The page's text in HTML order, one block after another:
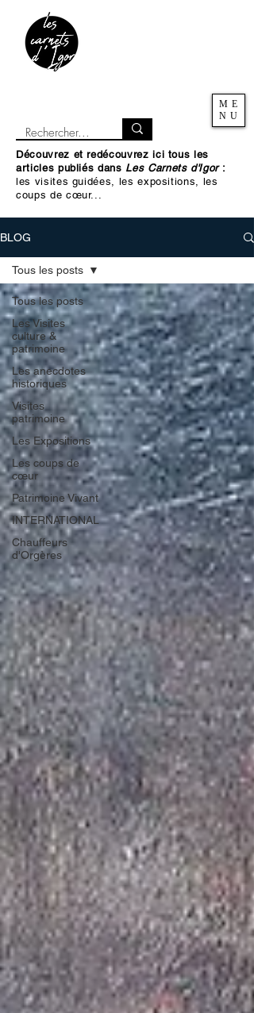
ME
NU
Découvrez et redécouvrez ici tous les
articles publiés dans Les Carnets d'Igor :
les visites guidées, les expositions, les
coups de cœur...
BLOG
Tous les posts
Les Visites
culture &
patrimoine
Les anecdotes
historiques
Visites
patrimoine
Les Expositions
Les coups de
cœur
Patrimoine Vivant
INTERNATIONAL
Chauffeurs
d'Orgères
Tous les posts